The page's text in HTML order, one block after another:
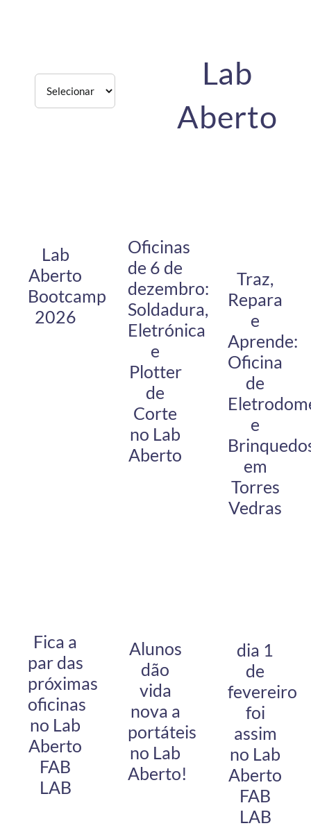
Lab
Aberto
Lab
Aberto
Bootcamp
2026
Oficinas
de 6 de
dezembro:
Soldadura,
Eletrónica
e
Plotter
de
Corte
no Lab
Aberto
Traz,
Repara
e
Aprende:
Oficina
de
e
em
Torres
Vedras
Fica a
par das
próximas
oficinas
no Lab
Aberto
FAB
LAB
Alunos
dão
vida
nova a
portáteis
no Lab
Aberto!
dia 1
de
fevereiro
foi
assim
no Lab
Aberto
FAB
LAB